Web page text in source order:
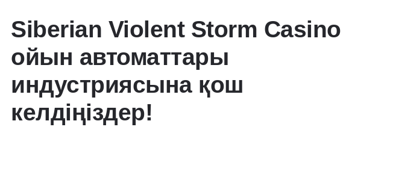
Siberian Violent Storm Casino
ойын автоматтары
индустриясына қош
келдіңіздер!